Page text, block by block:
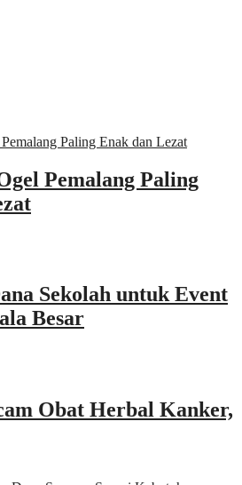
Pemalang Paling
Sekolah untuk Event
Besar
Obat Herbal Kanker,